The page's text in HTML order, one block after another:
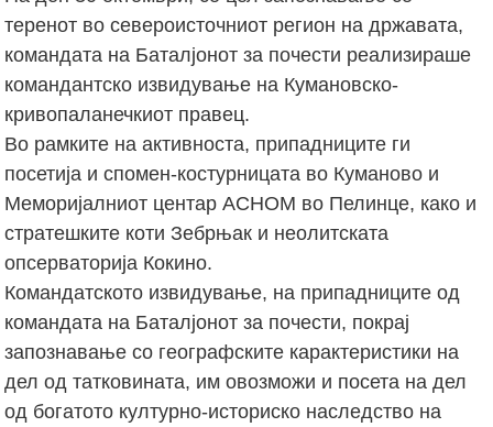
теренот во североисточниот регион на државата,
командата на Баталјонот за почести реализираше
командантско извидување на Кумановско-
кривопаланечкиот правец.
Во рамките на активноста, припадниците ги
посетија и спомен-костурницата во Куманово и
Меморијалниот центар АСНОМ во Пелинце, како и
стратешките коти Зебрњак и неолитската
опсерваторија Кокино.
Командатското извидување, на припадниците од
командата на Баталјонот за почести, покрај
запознавање со географските карактеристики на
дел од татковината, им овозможи и посета на дел
од богатото културно-историско наследство на